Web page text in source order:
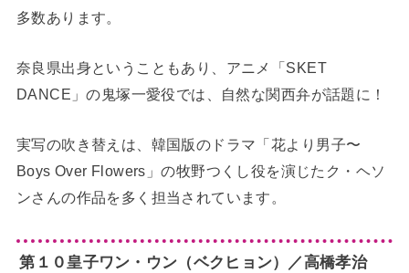
多数あります。
奈良県出身ということもあり、アニメ「SKET
DANCE」の鬼塚一愛役では、自然な関西弁が話題に！
実写の吹き替えは、韓国版のドラマ「花より男子〜
Boys Over Flowers」の牧野つくし役を演じたク・ヘソ
ンさんの作品を多く担当されています。
第１０皇子ワン・ウン（ベクヒョン）／高橋孝治